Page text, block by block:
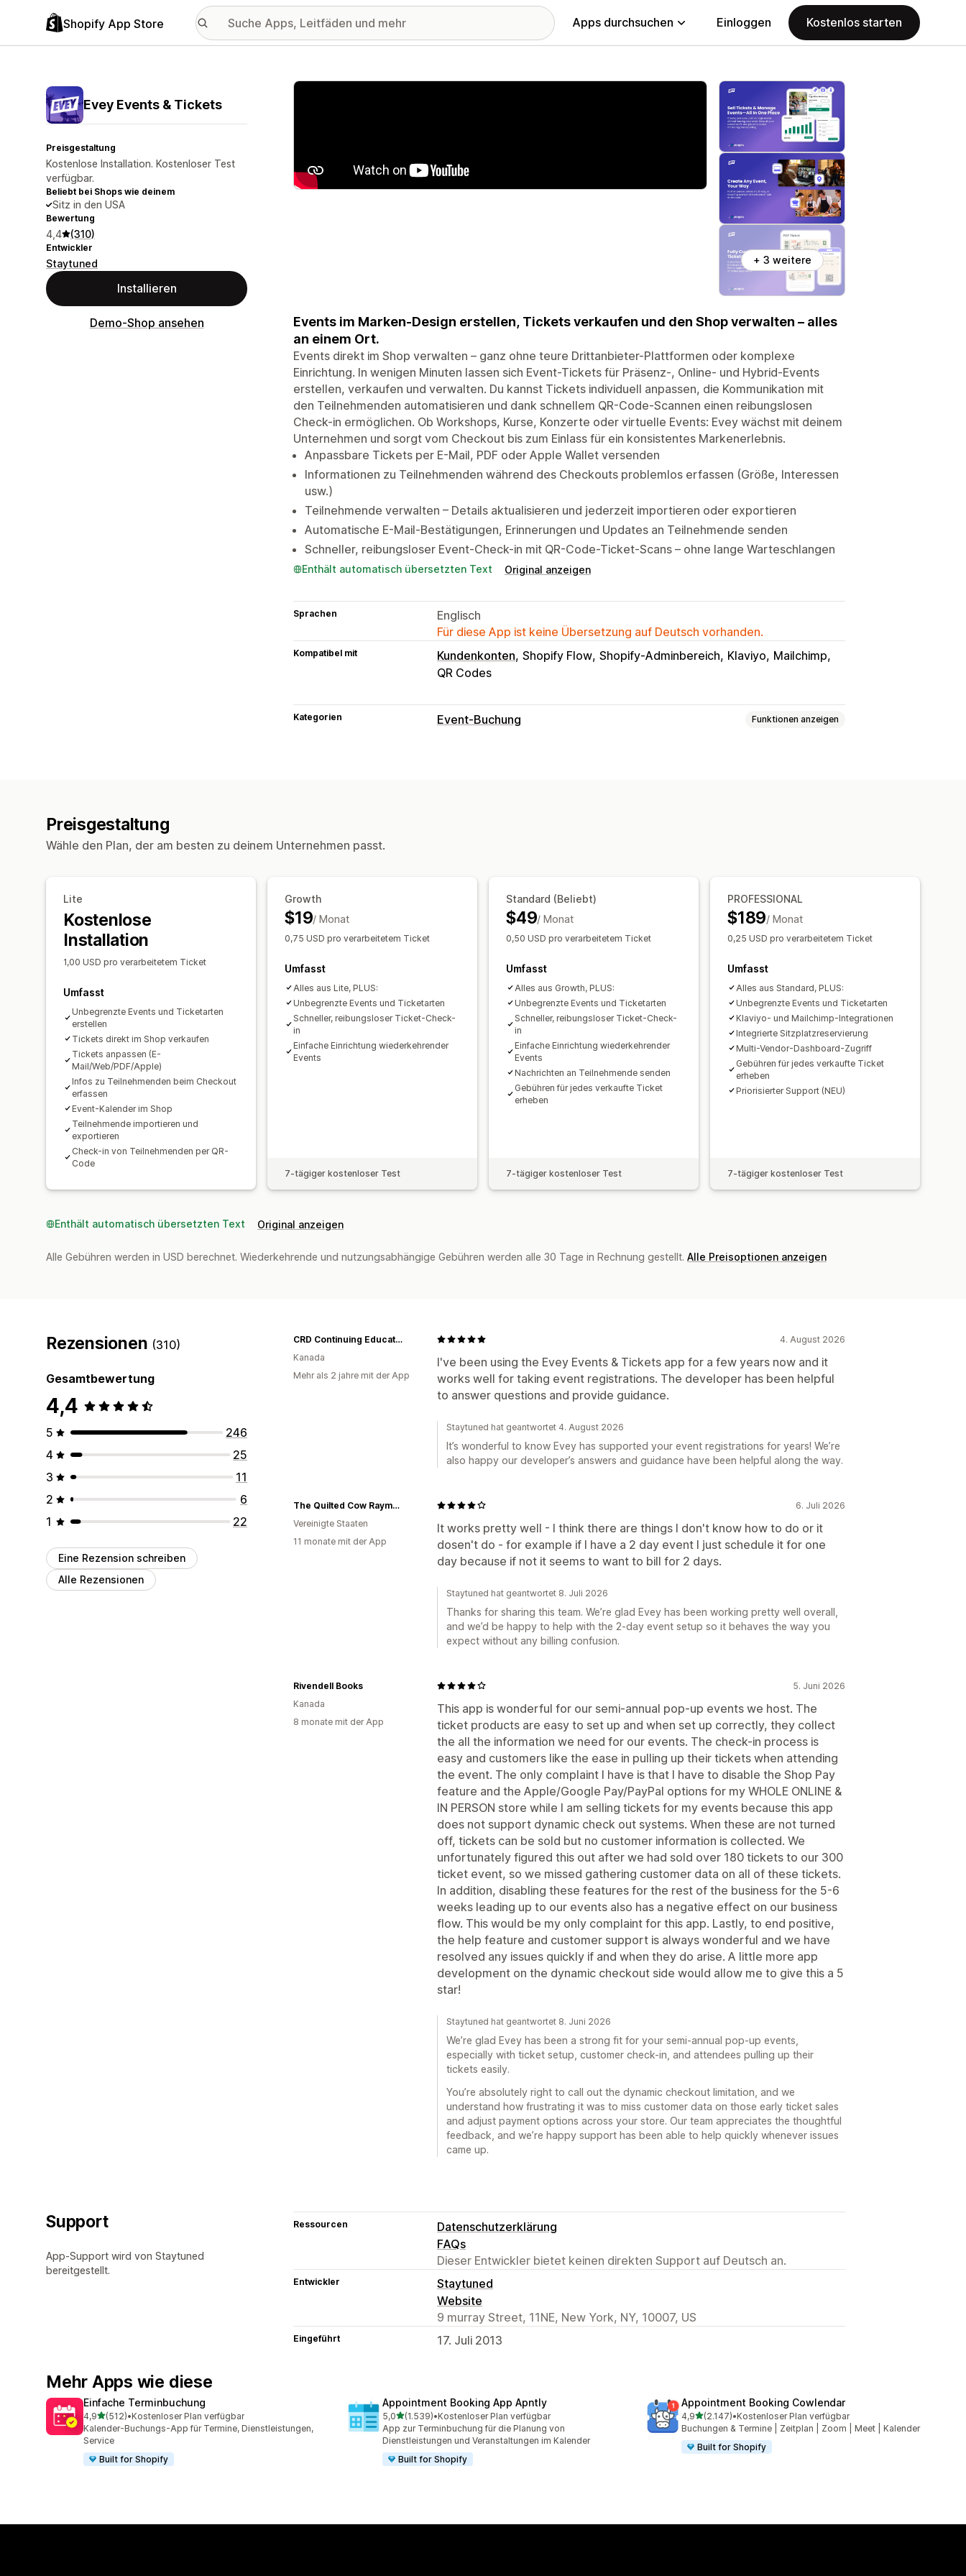
Shopify App Store Apps durchsuchen Einloggen Kostenlos starten
Evey Events & Tickets
Preisgestaltung
Kostenlose Installation. Kostenloser Test
verfügbar.
Beliebt bei Shops wie deinem
Sitz in den USA
Bewertung
4,4 (310)
Entwickler
Staytuned
Installieren
Demo-Shop ansehen
Vorgestellte Bildergalerie
+ 3 weitere
Events im Marken-Design erstellen, Tickets verkaufen und den Shop verwalten – alles
an einem Ort.
Events direkt im Shop verwalten – ganz ohne teure Drittanbieter-Plattformen oder komplexe
Einrichtung. In wenigen Minuten lassen sich Event-Tickets für Präsenz-, Online- und Hybrid-Events
erstellen, verkaufen und verwalten. Du kannst Tickets individuell anpassen, die Kommunikation mit
den Teilnehmenden automatisieren und dank schnellem QR-Code-Scannen einen reibungslosen
Check-in ermöglichen. Ob Workshops, Kurse, Konzerte oder virtuelle Events: Evey wächst mit deinem
Unternehmen und sorgt vom Checkout bis zum Einlass für ein konsistentes Markenerlebnis.
Anpassbare Tickets per E-Mail, PDF oder Apple Wallet versenden
Informationen zu Teilnehmenden während des Checkouts problemlos erfassen (Größe, Interessen
usw.)
Teilnehmende verwalten – Details aktualisieren und jederzeit importieren oder exportieren
Automatische E-Mail-Bestätigungen, Erinnerungen und Updates an Teilnehmende senden
Schneller, reibungsloser Event-Check-in mit QR-Code-Ticket-Scans – ohne lange Warteschlangen
Enthält automatisch übersetzten Text Original anzeigen
Sprachen
Englisch
Für diese App ist keine Übersetzung auf Deutsch vorhanden.
Kompatibel mit Kundenkonten Shopify Flow Shopify-Adminbereich Klaviyo Mailchimp
QR Codes
Kategorien Event-Buchung Funktionen anzeigen
Updates in Echtzeit
E-Mail-Benachrichtigungen
Mehrere Sprachen
Mehrere Standorte Mitarbeiterverwaltung
Buchungsseiten
Kalender-Widget
Benutzerdefinierte Tickets
Benutzerdefinierte Formulare
Benutzerdefinierte Benachrichtigungen
Benutzerdefiniertes CSS
Preisgestaltung
Wähle den Plan, der am besten zu deinem Unternehmen passt.
Lite
Kostenlose
Installation
1,00 USD pro verarbeitetem Ticket
Umfasst
Unbegrenzte Events und Ticketarten
erstellen
Tickets direkt im Shop verkaufen
Tickets anpassen (E-
Mail/Web/PDF/Apple)
Infos zu Teilnehmenden beim Checkout
erfassen
Event-Kalender im Shop
Teilnehmende importieren und
exportieren
Check-in von Teilnehmenden per QR-
Code
Growth
$19/ Monat
0,75 USD pro verarbeitetem Ticket
Umfasst
Alles aus Lite, PLUS:
Unbegrenzte Events und Ticketarten
Schneller, reibungsloser Ticket-Check-
in
Einfache Einrichtung wiederkehrender
Events
7-tägiger kostenloser Test
Standard (Beliebt)
$49/ Monat
0,50 USD pro verarbeitetem Ticket
Umfasst
Alles aus Growth, PLUS:
Unbegrenzte Events und Ticketarten
Schneller, reibungsloser Ticket-Check-
in
Einfache Einrichtung wiederkehrender
Events
Nachrichten an Teilnehmende senden
Gebühren für jedes verkaufte Ticket
erheben
7-tägiger kostenloser Test
PROFESSIONAL
$189/ Monat
0,25 USD pro verarbeitetem Ticket
Umfasst
Alles aus Standard, PLUS:
Unbegrenzte Events und Ticketarten
Klaviyo- und Mailchimp-Integrationen
Integrierte Sitzplatzreservierung
Multi-Vendor-Dashboard-Zugriff
Gebühren für jedes verkaufte Ticket
erheben
Priorisierter Support (NEU)
7-tägiger kostenloser Test
Enthält automatisch übersetzten Text Original anzeigen
Alle Gebühren werden in USD berechnet. Wiederkehrende und nutzungsabhängige Gebühren werden alle 30 Tage in Rechnung gestellt. Alle Preisoptionen anzeigen
Rezensionen (310)
Gesamtbewertung
4,4
5
246
4
25
3
11
2
6
1
22
Eine Rezension schreiben
Alle Rezensionen
4. August 2026
I've been using the Evey Events & Tickets app for a few years now and it
works well for taking event registrations. The developer has been helpful
to answer questions and provide guidance.
CRD Continuing Education
Kanada
Mehr als 2 jahre mit der App
Staytuned hat geantwortet 4. August 2026
It’s wonderful to know Evey has supported your event registrations for years! We’re
also happy our developer’s answers and guidance have been helpful along the way.
6. Juli 2026
It works pretty well - I think there are things I don't know how to do or it
dosen't do - for example if I have a 2 day event I just schedule it for one
day because if not it seems to want to bill for 2 days.
The Quilted Cow Raymore
Vereinigte Staaten
11 monate mit der App
Staytuned hat geantwortet 8. Juli 2026
Thanks for sharing this team. We’re glad Evey has been working pretty well overall,
and we’d be happy to help with the 2-day event setup so it behaves the way you
expect without any billing confusion.
5. Juni 2026
This app is wonderful for our semi-annual pop-up events we host. The
ticket products are easy to set up and when set up correctly, they collect
the all the information we need for our events. The check-in process is
easy and customers like the ease in pulling up their tickets when attending
the event. The only complaint I have is that I have to disable the Shop Pay
feature and the Apple/Google Pay/PayPal options for my WHOLE ONLINE &
IN PERSON store while I am selling tickets for my events because this app
does not support dynamic check out systems. When these are not turned
off, tickets can be sold but no customer information is collected. We
unfortunately figured this out after we had sold over 180 tickets to our 300
ticket event, so we missed gathering customer data on all of these tickets.
In addition, disabling these features for the rest of the business for the 5-6
weeks leading up to our events also has a negative effect on our business
flow. This would be my only complaint for this app. Lastly, to end positive,
the help feature and customer support is always wonderful and we have
resolved any issues quickly if and when they do arise. A little more app
development on the dynamic checkout side would allow me to give this a 5
star!
Rivendell Books
Kanada
8 monate mit der App
Staytuned hat geantwortet 8. Juni 2026
We’re glad Evey has been a strong fit for your semi-annual pop-up events,
especially with ticket setup, customer check-in, and attendees pulling up their
tickets easily.
You’re absolutely right to call out the dynamic checkout limitation, and we
understand how frustrating it was to miss customer data on those early ticket sales
and adjust payment options across your store. Our team appreciates the thoughtful
feedback, and we’re happy support has been able to help quickly whenever issues
came up.
Support
App-Support wird von Staytuned
bereitgestellt.
Ressourcen
Datenschutzerklärung
FAQs
Dieser Entwickler bietet keinen direkten Support auf Deutsch an.
Entwickler
Staytuned
Website
9 murray Street, 11NE, New York, NY, 10007, US
Eingeführt 17. Juli 2013
Mehr Apps wie diese
Einfache Terminbuchung
4,9von 5 Sternen
(512)
512 Rezensionen insgesamt
•Kostenloser Plan verfügbar
Kalender-Buchungs-App für Termine, Dienstleistungen,
Service
Built for Shopify
Appointment Booking App Apntly
5,0von 5 Sternen
(1.539)
1539 Rezensionen insgesamt
•Kostenloser Plan verfügbar
App zur Terminbuchung für die Planung von
Dienstleistungen und Veranstaltungen im Kalender
Built for Shopify
Appointment Booking Cowlendar
4,9von 5 Sternen
(2.147)
2147 Rezensionen insgesamt
•Kostenloser Plan verfügbar
Buchungen & Termine | Zeitplan | Zoom | Meet | Kalender
Built for Shopify